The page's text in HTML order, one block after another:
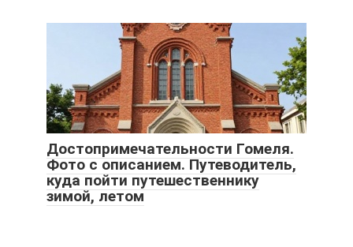
Достопримечательности Гомеля.
Фото с описанием. Путеводитель,
куда пойти путешественнику
зимой, летом